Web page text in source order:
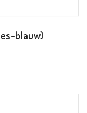
blauw)